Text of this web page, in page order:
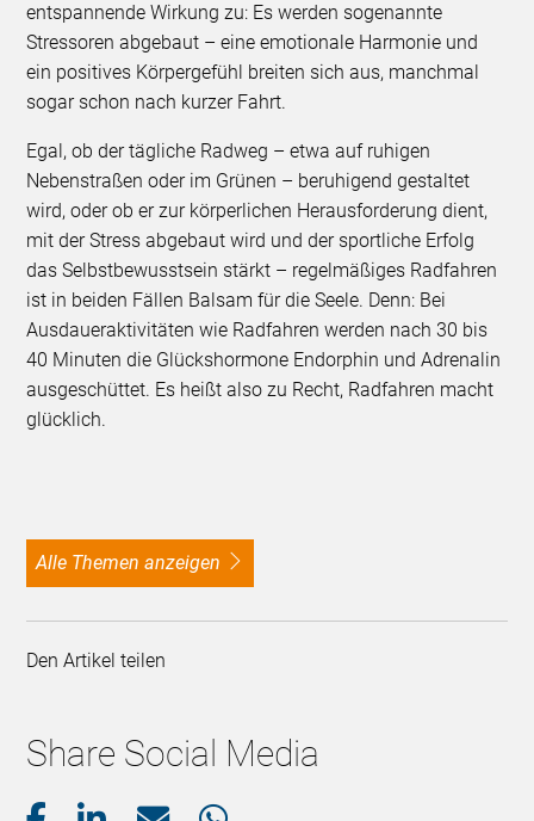
entspannende Wirkung zu: Es werden sogenannte
Stressoren abgebaut – eine emotionale Harmonie und
ein positives Körpergefühl breiten sich aus, manchmal
sogar schon nach kurzer Fahrt.
Egal, ob der tägliche Radweg – etwa auf ruhigen
Nebenstraßen oder im Grünen – beruhigend gestaltet
wird, oder ob er zur körperlichen Herausforderung dient,
mit der Stress abgebaut wird und der sportliche Erfolg
das Selbstbewusstsein stärkt – regelmäßiges Radfahren
ist in beiden Fällen Balsam für die Seele. Denn: Bei
Ausdaueraktivitäten wie Radfahren werden nach 30 bis
40 Minuten die Glückshormone Endorphin und Adrenalin
ausgeschüttet. Es heißt also zu Recht, Radfahren macht
glücklich.
alle Themen anzeigen
Den Artikel teilen
Share Social Media